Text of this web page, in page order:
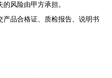
风险由甲方承担。
品合格证、质检报告、说明书